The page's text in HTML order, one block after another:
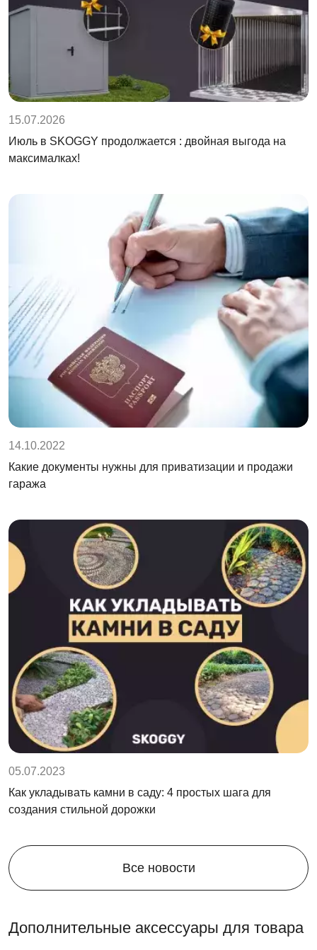
15.07.2026
Июль в SKOGGY продолжается : двойная выгода на
максималках!
14.10.2022
Какие документы нужны для приватизации и продажи
гаража
05.07.2023
Как укладывать камни в саду: 4 простых шага для
создания стильной дорожки
Все новости
Дополнительные аксессуары для товара